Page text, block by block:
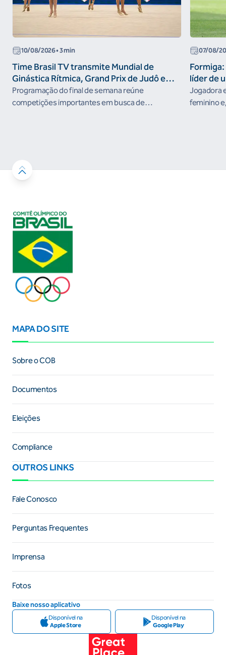
10/08/2026• 3 min
Time Brasil TV transmite Mundial de
Ginástica Rítmica, Grand Prix de Judô e
Brasileiro de Skate Street nesta semana
Programação do final de semana reúne
competições importantes em busca de
07/08/
líder de
Jogadora
feminino
MAPA DO SITE
Sobre o COB
Documentos
Eleições
Compliance
OUTROS LINKS
Fale Conosco
Perguntas Frequentes
Imprensa
Fotos
Baixe nosso aplicativo
Disponível na
Apple Store
Disponível na
Google Play